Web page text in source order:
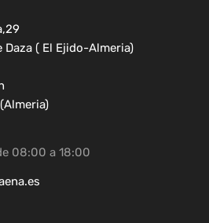
Daza ( El Ejido-Almeria)
08:00 a 18:00